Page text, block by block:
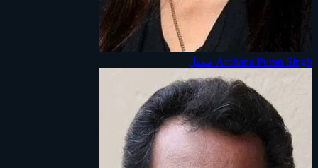
Archana Puran Singh ممثل